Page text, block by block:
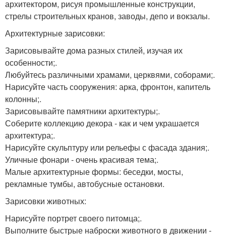
архитектором, рисуя промышленные конструкции,
стрелы строительных кранов, заводы, депо и вокзалы.
Архитектурные зарисовки:
Зарисовывайте дома разных стилей, изучая их
особенности;.
Любуйтесь различными храмами, церквями, соборами;.
Нарисуйте часть сооружения: арка, фронтон, капитель
колонны;.
Зарисовывайте памятники архитектуры;.
Соберите коллекцию декора - как и чем украшается
архитектура;.
Нарисуйте скульптуру или рельефы с фасада здания;.
Уличные фонари - очень красивая тема;.
Малые архитектурные формы: беседки, мосты,
рекламные тумбы, автобусные остановки.
Зарисовки животных:
Нарисуйте портрет своего питомца;.
Выполните быстрые наброски животного в движении -